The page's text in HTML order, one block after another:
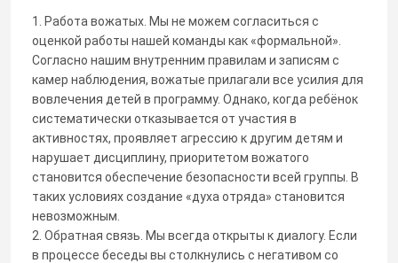
1. Работа вожатых. Мы не можем согласиться с
оценкой работы нашей команды как «формальной».
Согласно нашим внутренним правилам и записям с
камер наблюдения, вожатые прилагали все усилия для
вовлечения детей в программу. Однако, когда ребёнок
систематически отказывается от участия в
активностях, проявляет агрессию к другим детям и
нарушает дисциплину, приоритетом вожатого
становится обеспечение безопасности всей группы. В
таких условиях создание «духа отряда» становится
невозможным.
2. Обратная связь. Мы всегда открыты к диалогу. Если
в процессе беседы вы столкнулись с негативом со